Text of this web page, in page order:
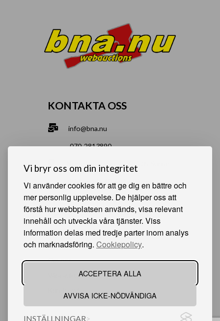
Vi bryr oss om din integritet
Vi använder cookies för att ge dig en bättre och
mer personlig upplevelse. De hjälper oss att
förstå hur webbplatsen används, visa relevant
innehåll och utveckla våra tjänster. Viss
information delas med tredje parter inom analys
och marknadsföring. Cookiepolicy.
ACCEPTERA ALLA
AVVISA ICKE-NÖDVÄNDIGA
INSTÄLLNINGAR
KONTAKTA OSS
info@bna.nu
070-2813890
Norrgårdsgatan 9a, 686 35 Sunne
Bjälverud 540, 68693 Sunne
HJÄLPSAMMA SIDOR
Något du vill sälja?
Att köpa från oss
Om oss
Våra auktioner